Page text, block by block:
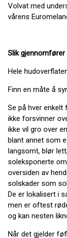
Volvat med
vårens
Slik gjennomfører
Hele
Finn en måte å
Se på hver
ikke forsvinner
ikke vil gro over
blant annet som
langsomt, blør
soleksponerte
oversiden av
solskader som
De er lokalisert i
men er oftest
og kan nesten
Når det gjelder